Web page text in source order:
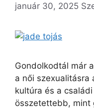
január 30, 2025
Gondolkodtál már
a női szexualitásra
kultúra és a
összetettebb, mint